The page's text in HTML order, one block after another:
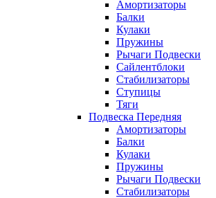
Амортизаторы
Балки
Кулаки
Пружины
Рычаги Подвески
Сайлентблоки
Стабилизаторы
Ступицы
Тяги
Подвеска Передняя
Амортизаторы
Балки
Кулаки
Пружины
Рычаги Подвески
Стабилизаторы